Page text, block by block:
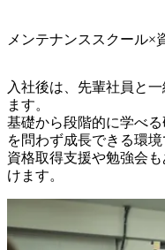
メンテナンススクール×
入社後は、先輩社員と
ます。
基礎から段階的に学べ
を問わず成長できる環境
資格取得支援や勉強会
けます。